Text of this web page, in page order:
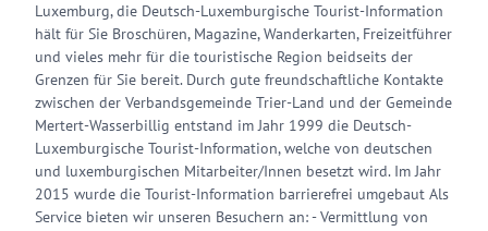
Luxemburg, die Deutsch-Luxemburgische Tourist-Information
hält für Sie Broschüren, Magazine, Wanderkarten, Freizeitführer
und vieles mehr für die touristische Region beidseits der
Grenzen für Sie bereit. Durch gute freundschaftliche Kontakte
zwischen der Verbandsgemeinde Trier-Land und der Gemeinde
Mertert-Wasserbillig entstand im Jahr 1999 die Deutsch-
Luxemburgische Tourist-Information, welche von deutschen
und luxemburgischen Mitarbeiter/Innen besetzt wird. Im Jahr
2015 wurde die Tourist-Information barrierefrei umgebaut Als
Service bieten wir unseren Besuchern an: - Vermittlung von